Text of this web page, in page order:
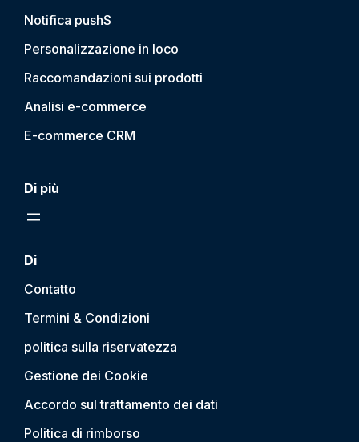
Notifica pushS
Personalizzazione in loco
Raccomandazioni sui prodotti
Analisi e-commerce
E-commerce CRM
Di più
Di
Contatto
Termini & Condizioni
politica sulla riservatezza
Gestione dei Cookie
Accordo sul trattamento dei dati
Politica di rimborso